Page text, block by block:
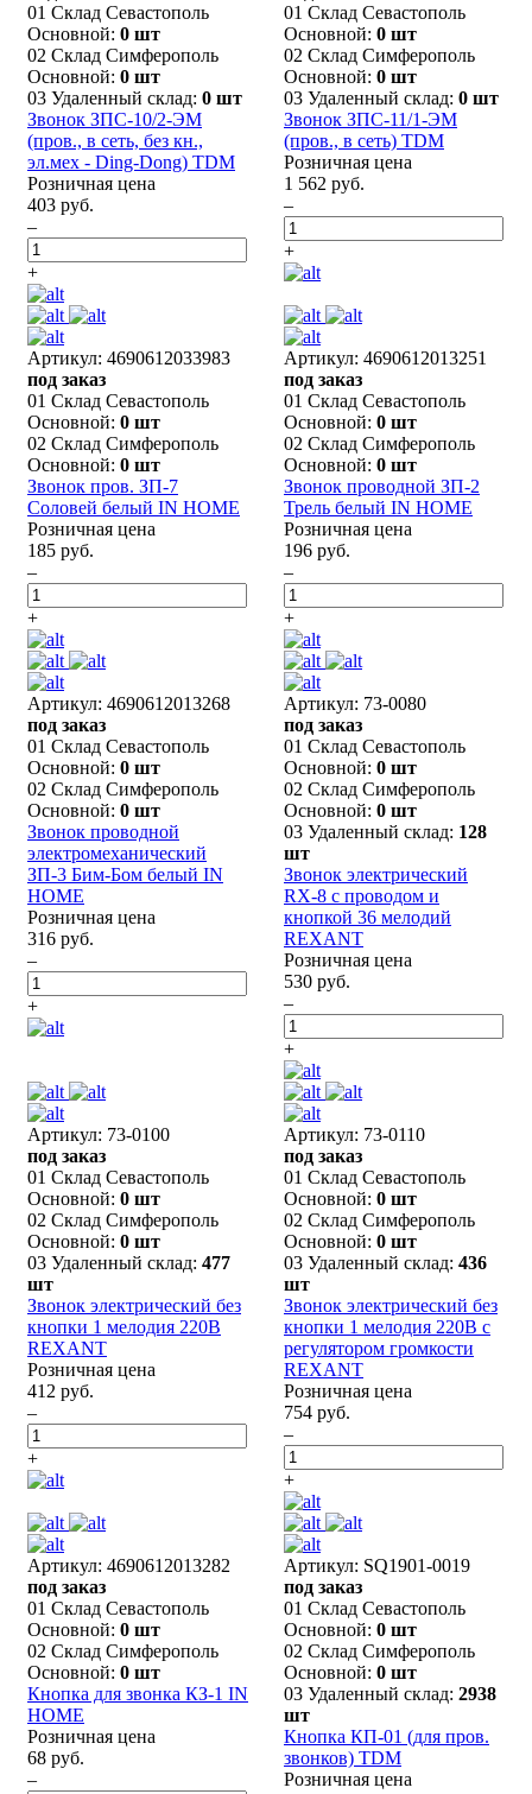
01 Склад Севастополь
Основной: 0 шт
02 Склад Симферополь
Основной: 0 шт
03 Удаленный склад: 0 шт
Звонок ЗПС-10/2-ЭМ
(пров., в сеть, без кн.,
эл.мех - Ding-Dong) TDM
Розничная цена
403 руб.
–
+
01 Склад Севастополь
Основной: 0 шт
02 Склад Симферополь
Основной: 0 шт
03 Удаленный склад: 0 шт
Звонок ЗПС-11/1-ЭМ
(пров., в сеть) TDM
Розничная цена
1 562 руб.
–
+
Артикул: 4690612033983
под заказ
01 Склад Севастополь
Основной: 0 шт
02 Склад Симферополь
Основной: 0 шт
Звонок пров. ЗП-7
Соловей белый IN HOME
Розничная цена
185 руб.
–
+
Артикул: 4690612013251
под заказ
01 Склад Севастополь
Основной: 0 шт
02 Склад Симферополь
Основной: 0 шт
Звонок проводной ЗП-2
Трель белый IN HOME
Розничная цена
196 руб.
–
+
Артикул: 4690612013268
под заказ
01 Склад Севастополь
Основной: 0 шт
02 Склад Симферополь
Основной: 0 шт
Звонок проводной
электромеханический
ЗП-3 Бим-Бом белый IN
HOME
Розничная цена
316 руб.
–
+
Артикул: 73-0080
под заказ
01 Склад Севастополь
Основной: 0 шт
02 Склад Симферополь
Основной: 0 шт
03 Удаленный склад: 128
шт
Звонок электрический
RX-8 с проводом и
кнопкой 36 мелодий
REXANT
Розничная цена
530 руб.
–
+
Артикул: 73-0100
под заказ
01 Склад Севастополь
Основной: 0 шт
02 Склад Симферополь
Основной: 0 шт
03 Удаленный склад: 477
шт
Звонок электрический без
кнопки 1 мелодия 220В
REXANT
Розничная цена
412 руб.
–
+
Артикул: 73-0110
под заказ
01 Склад Севастополь
Основной: 0 шт
02 Склад Симферополь
Основной: 0 шт
03 Удаленный склад: 436
шт
Звонок электрический без
кнопки 1 мелодия 220В с
регулятором громкости
REXANT
Розничная цена
754 руб.
–
+
Артикул: 4690612013282
под заказ
01 Склад Севастополь
Основной: 0 шт
02 Склад Симферополь
Основной: 0 шт
Кнопка для звонка КЗ-1 IN
HOME
Розничная цена
68 руб.
–
Артикул: SQ1901-0019
под заказ
01 Склад Севастополь
Основной: 0 шт
02 Склад Симферополь
Основной: 0 шт
03 Удаленный склад: 2938
шт
Кнопка КП-01 (для пров.
звонков) TDM
Розничная цена